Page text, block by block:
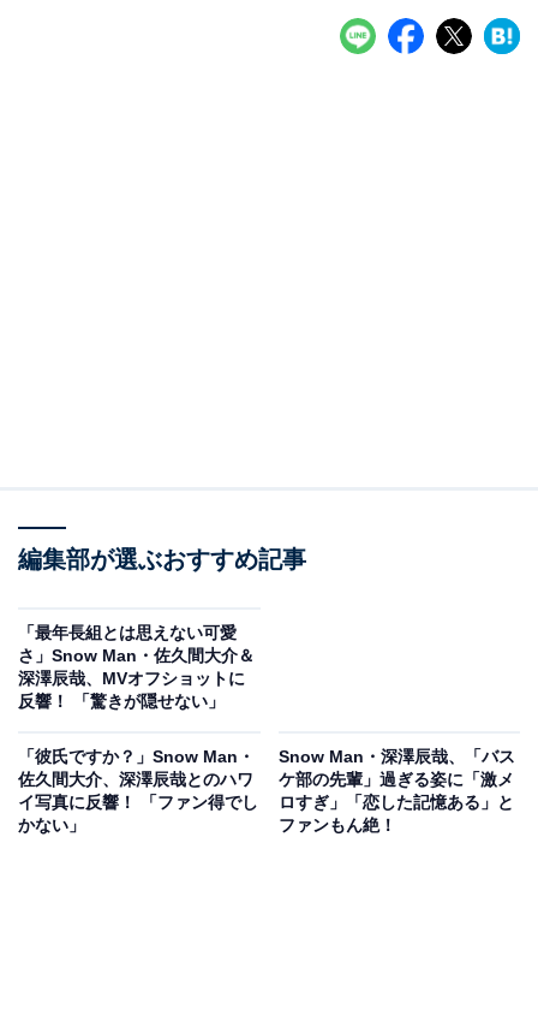
編集部が選ぶおすすめ記事
「最年長組とは思えない可愛
さ」Snow Man・佐久間大介＆
深澤辰哉、MVオフショットに
反響！ 「驚きが隠せない」
「彼氏ですか？」Snow Man・
佐久間大介、深澤辰哉とのハワ
イ写真に反響！ 「ファン得でし
かない」
Snow Man・深澤辰哉、「バス
ケ部の先輩」過ぎる姿に「激メ
ロすぎ」「恋した記憶ある」と
ファンもん絶！